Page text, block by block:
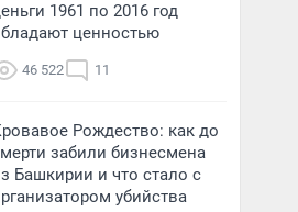
1961 по 2016 год
ценностью
46 522 11
Рождество: как до
забили бизнесмена
Башкирии и что стало с
убийства